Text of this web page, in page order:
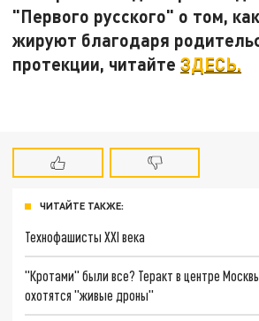
"Первого русского" о том,
жируют благодаря
протекции, читайтеЗДЕСЬ.
ЧИТАЙТЕ ТАКЖЕ:
Технофашисты XXI века
"Кротами" были все? Теракт в центре
охотятся "живые дроны"